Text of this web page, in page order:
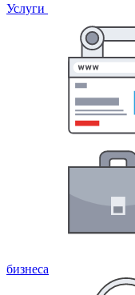
Услуги
бизнеса